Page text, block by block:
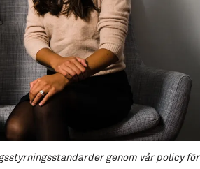
genom vår policy för